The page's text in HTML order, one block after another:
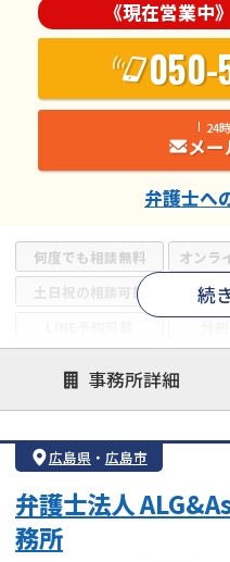
何度でも相談無料 オンラ
土日祝の相談可能
19時
借金返済相談・交渉
個人再生
会社破産・法人破産
住
カードローン
続
《現在営業中
050-
24
メー
弁護士へ
事務所詳細
広島県 ・ 広島市
弁護士法人
務所